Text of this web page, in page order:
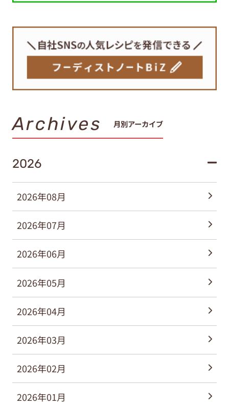
Archives 月別アーカイブ
2026
2026年08月
2026年07月
2026年06月
2026年05月
2026年04月
2026年03月
2026年02月
2026年01月